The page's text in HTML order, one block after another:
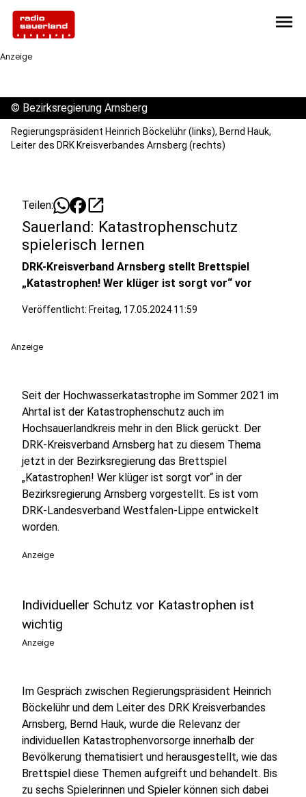
menu
Anzeige
© Bezirksregierung Arnsberg
Regierungspräsident Heinrich Böckelühr (links), Bernd Hauk,
Leiter des DRK Kreisverbandes Arnsberg (rechts)
Teilen: open_in_new
Sauerland: Katastrophenschutz
spielerisch lernen
DRK-Kreisverband Arnsberg stellt Brettspiel
„Katastrophen! Wer klüger ist sorgt vor“ vor
Veröffentlicht: Freitag, 17.05.2024 11:59
Anzeige
Seit der Hochwasserkatastrophe im Sommer 2021 im
Ahrtal ist der Katastrophenschutz auch im
Hochsauerlandkreis mehr in den Blick gerückt. Der
DRK-Kreisverband Arnsberg hat zu diesem Thema
jetzt in der Bezirksregierung das Brettspiel
„Katastrophen! Wer klüger ist sorgt vor“ in der
Bezirksregierung Arnsberg vorgestellt. Es ist vom
DRK-Landesverband Westfalen-Lippe entwickelt
worden.
Anzeige
Individueller Schutz vor Katastrophen ist
wichtig
Anzeige
Im Gespräch zwischen Regierungspräsident Heinrich
Böckelühr und dem Leiter des DRK Kreisverbandes
Arnsberg, Bernd Hauk, wurde die Relevanz der
individuellen Katastrophenvorsorge innerhalb der
Bevölkerung thematisiert und herausgestellt, wie das
Brettspiel diese Themen aufgreift und behandelt. Bis
zu sechs Spielerinnen und Spieler können sich dabei